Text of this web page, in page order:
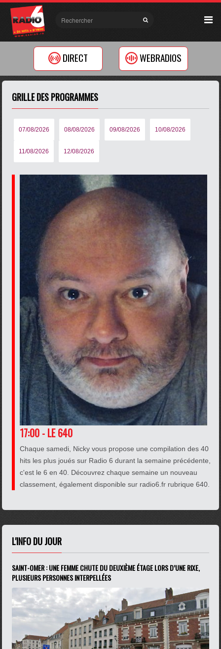
DIRECT WEBRADIOS
GRILLE DES PROGRAMMES
07/08/2026 08/08/2026 09/08/2026 10/08/2026
11/08/2026 12/08/2026
17:00 - LE 640
Chaque samedi, Nicky vous propose une compilation des 40
hits les plus joués sur Radio 6 durant la semaine précédente,
c'est le 6 en 40. Découvrez chaque semaine un nouveau
classement, également disponible sur radio6.fr rubrique 640.
L'INFO DU JOUR
SAINT-OMER : UNE FEMME CHUTE DU DEUXIÈME ÉTAGE LORS D’UNE RIXE,
PLUSIEURS PERSONNES INTERPELLÉES